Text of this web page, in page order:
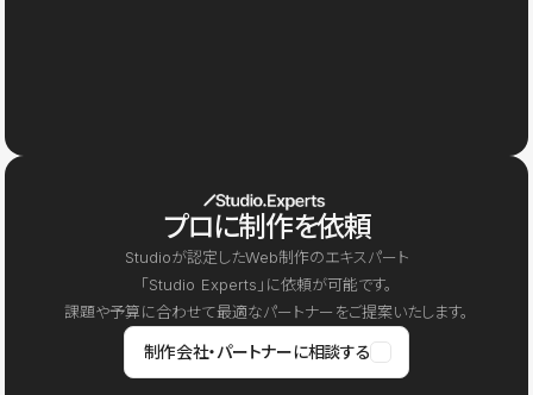
プロに制作を依頼
Studioが認定したWeb制作のエキスパート
「Studio Experts」に依頼が可能です。
課題や予算に合わせて最適なパートナーをご提案いたします。
制作会社・パートナーに相談する